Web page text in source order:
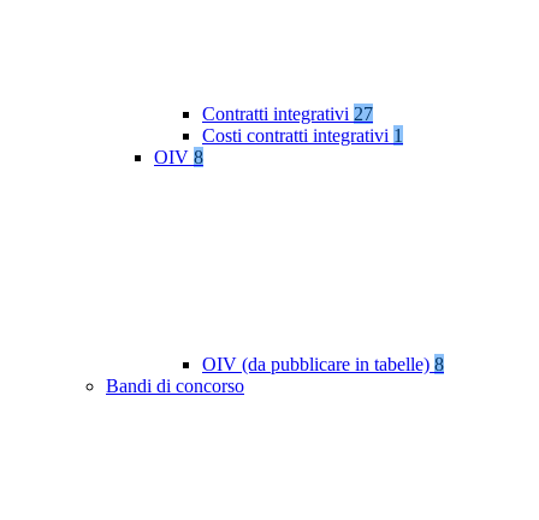
Contratti integrativi 27
Costi contratti integrativi 1
OIV 8
OIV (da pubblicare in tabelle) 8
Bandi di concorso